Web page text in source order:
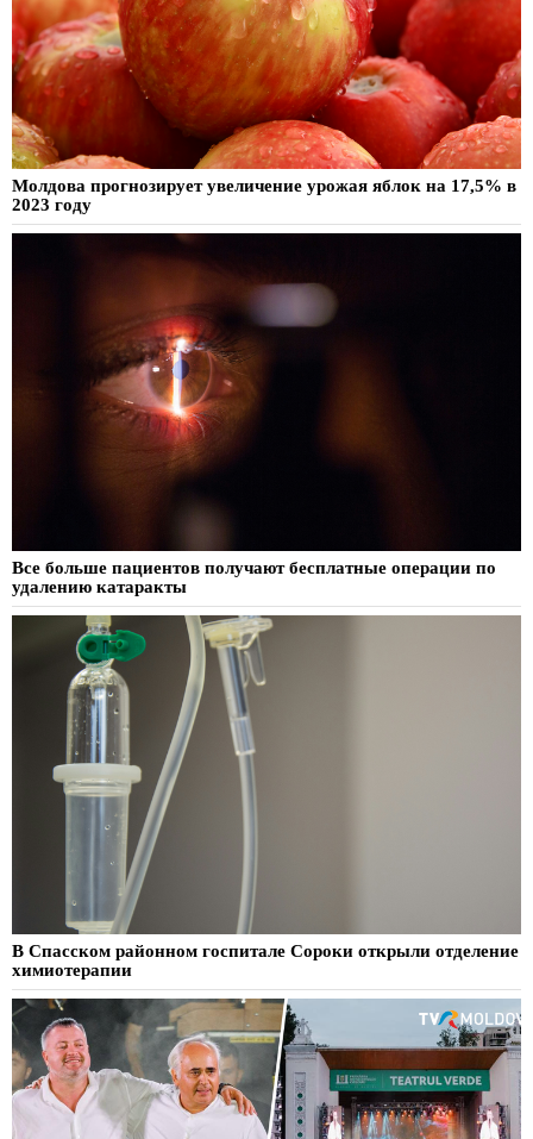
Молдова прогнозирует увеличение урожая яблок на 17,5% в
2023 году
Все больше пациентов получают бесплатные операции по
удалению катаракты
В Спасском районном госпитале Сороки открыли отделение
химиотерапии